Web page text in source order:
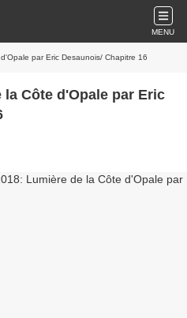
MENU
par Eric Desaunois/ Chapitre 16
la Côte d'Opale par Eric